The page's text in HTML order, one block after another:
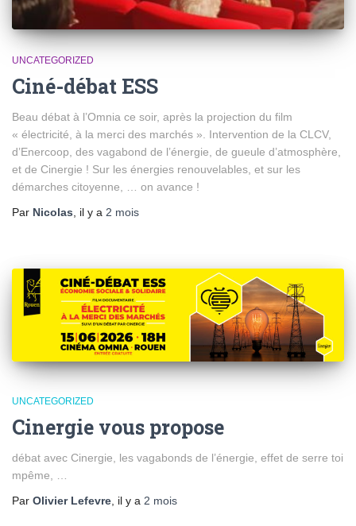
UNCATEGORIZED
Ciné-débat ESS
Beau débat à l’Omnia ce soir, après la projection du film
« électricité, à la merci des marchés ». Intervention de la CLCV,
d’Enercoop, des vagabond de l’énergie, de gueule d’atmosphère,
et de Cinergie ! Sur les énergies renouvelables, et sur les
démarches citoyenne, … on avance !
Par Nicolas , il y a 2 mois
UNCATEGORIZED
Cinergie vous propose
débat avec Cinergie, les vagabonds de l’énergie, effet de serre toi
mpême, …
Par Olivier Lefevre , il y a 2 mois